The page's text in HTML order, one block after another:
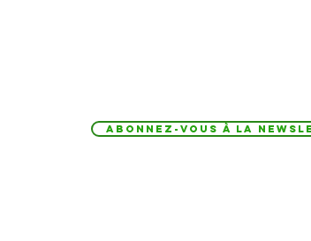
Abonnez-vous à la